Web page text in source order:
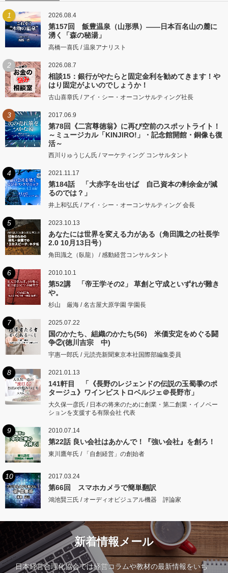
1 2026.08.4
第157回 飯豊温泉（山形県）――日本百名山の麓に
湧く「森の秘湯」
高橋一喜氏 / 温泉アナリスト
2 2026.08.7
相談15：銀行がやたらと固定金利を勧めてきます！や
はり固定がよいのでしょうか！
古山喜章氏 / アイ・シー・オーコンサルティング社長
3 2017.06.9
第78回《二宮尊徳翁》に再び空前のスポットライト！
～ミュージカル「KINJIRO!」・記念館開館・銅像も復
活～
西川りゅうじん氏 / マーケティング コンサルタント
4 2021.11.17
第184話 「大赤字を出せば 自己資本の剰余金が減
るのでは？」
井上和弘氏 / アイ・シー・オーコンサルティング 会長
5 2023.10.13
あなたには世界を変える力がある（角田識之の社長学
2.0 10月13日号）
角田識之（臥龍） / 感動経営コンサルタント
6 2010.10.1
第52講 「帝王学その2」 草創と守成といずれが難き
や。
杉山 厳海 / 名古屋大原学園 学園長
7 2025.07.22
国のかたち、組織のかたち(56) 米価安定をめぐる闘
争②(徳川吉宗 中)
宇惠一郎氏 / 元読売新聞東京本社国際部編集委員
8 2021.01.13
141軒目 「《長野のレジェンドの伝説の玉蜀黍のポ
タージュ》ワインビストロベルジェ＠長野市」
大久保一彦氏 / 日本の将来のために創業・第二創業・イノベー
ションを支援する有限会社 代表
9 2010.07.14
第22話 良い会社はあかんで！『強い会社』を創ろ！
東川鷹年氏 / 「自創経営」の創始者
10 2017.03.24
第66回 スマホカメラで簡単翻訳
鴻池賢三氏 / オーディオビジュアル機器 評論家
新着情報メール
日本経営合理化協会では経営コラムや教材の最新情報をいち